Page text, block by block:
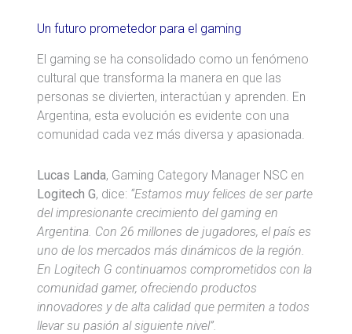
Un futuro prometedor para el gaming
El gaming se ha consolidado como un fenómeno
cultural que transforma la manera en que las
personas se divierten, interactúan y aprenden. En
Argentina, esta evolución es evidente con una
comunidad cada vez más diversa y apasionada.
Lucas Landa, Gaming Category Manager NSC en
Logitech G, dice: “Estamos muy felices de ser parte
del impresionante crecimiento del gaming en
Argentina. Con 26 millones de jugadores, el país es
uno de los mercados más dinámicos de la región.
En Logitech G continuamos comprometidos con la
comunidad gamer, ofreciendo productos
innovadores y de alta calidad que permiten a todos
llevar su pasión al siguiente nivel”.